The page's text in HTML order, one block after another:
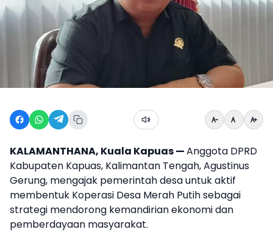
KALAMANTHANA, Kuala Kapuas —Anggota DPRD
Kabupaten Kapuas, Kalimantan Tengah, Agustinus
Gerung, mengajak pemerintah desa untuk aktif
membentuk Koperasi Desa Merah Putih sebagai
strategi mendorong kemandirian ekonomi dan
pemberdayaan masyarakat.